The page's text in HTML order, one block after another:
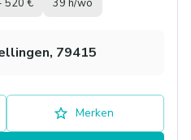
520 € 39 h/wo
79415
Merken